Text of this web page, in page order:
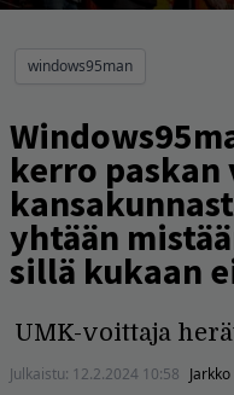
windows95man
kerro paskan
yhtään
sillä kukaan
UMK-voittaja
Julkaistu: 12.2.2024 10:58